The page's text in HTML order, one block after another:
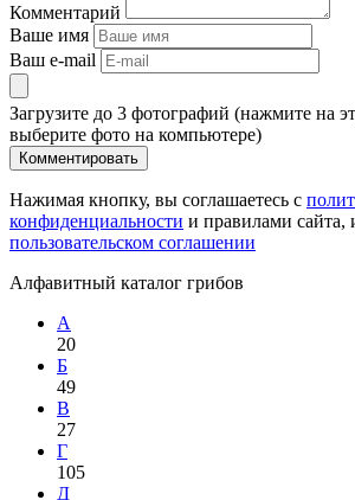
Комментарий
Ваше имя
Ваш e-mail
Загрузите до 3 фотографий (нажмите на
выберите фото на компьютере)
Комментировать
Нажимая кнопку, вы соглашаетесь с
конфиденциальности и правилами
пользовательском соглашении
Алфавитный каталог грибов
А
20
Б
49
В
27
Г
105
Д